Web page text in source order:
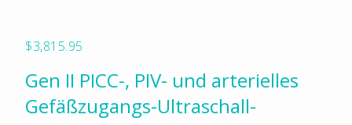
$3,815.95
Gen II PICC-, PIV- und arterielles
Gefäßzugangs-Ultraschall-